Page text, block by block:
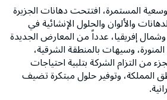
المستمرة، افتتحت دهانات الجزيرة
والألوان والحلول الإنشائية في
إفريقيا، عدداً من المعارض الجديدة
وسيهات بالمنطقة الشرقية،
من التزام الشركة بتلبية احتياجات
المملكة، وتوفير حلول مبتكرة تضيف